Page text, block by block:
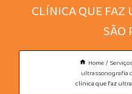
CLÍNICA QUE FAZ
SÃO
Home Serviços
ultrassonografia
clínica que faz